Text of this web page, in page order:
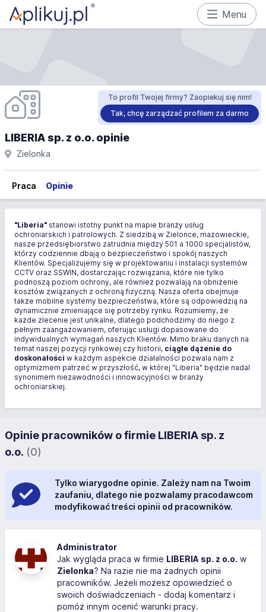
Menu
To profil Twojej firmy? Zaopiekuj się nim!
Tak, chcę zarządzać profilem za darmo
LIBERIA sp. z o.o. opinie
Zielonka
Praca Opinie
"Liberia" stanowi istotny punkt na mapie branży usług
ochroniarskich i patrolowych. Z siedzibą w Zielonce, mazowieckie,
nasze przedsiębiorstwo zatrudnia między 501 a 1000 specjalistów,
którzy codziennie dbają o bezpieczeństwo i spokój naszych
Klientów. Specjalizujemy się w projektowaniu i instalacji systemów
CCTV oraz SSWIN, dostarczając rozwiązania, które nie tylko
podnoszą poziom ochrony, ale również pozwalają na obniżenie
kosztów związanych z ochroną fizyczną. Nasza oferta obejmuje
także mobilne systemy bezpieczeństwa, które są odpowiedzią na
dynamicznie zmieniające się potrzeby rynku. Rozumiemy, że
każde zlecenie jest unikalne, dlatego podchodzimy do niego z
pełnym zaangażowaniem, oferując usługi dopasowane do
indywidualnych wymagań naszych Klientów. Mimo braku danych na
temat naszej pozycji rynkowej czy historii, ciągłe dążenie do
doskonałości w każdym aspekcie działalności pozwala nam z
optymizmem patrzeć w przyszłość, w której "Liberia" będzie nadal
synonimem niezawodności i innowacyjności w branży
ochroniarskiej.
Opinie pracowników o firmie LIBERIA sp. z
o.o. (0)
Tylko wiarygodne opinie. Zależy nam na Twoim
zaufaniu, dlatego nie pozwalamy pracodawcom
modyfikować treści opinii od pracowników.
Administrator
Jak wygląda praca w firmie LIBERIA sp. z o.o. w
Zielonka? Na razie nie ma żadnych opinii
pracowników. Jeżeli możesz opowiedzieć o
swoich doświadczeniach - dodaj komentarz i
pomóż innym ocenić warunki pracy.